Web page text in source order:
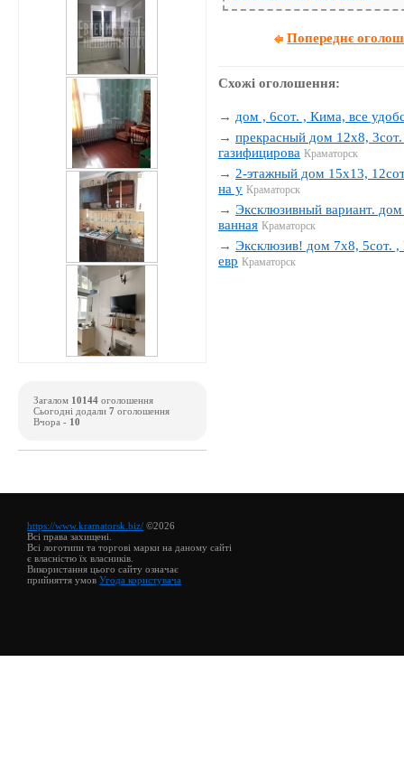
Попереднє
Схожі оголошення:
→ дом , 6сот. , Кима, все
→прекрасный дом 12х8,
газифицирова Краматорск
→ 2-этажный дом 15х13,
на у Краматорск
→Эксклюзивный вариант.
ванная Краматорск
→Эксклюзив! дом 7х8, 5сот. ,
евр Краматорск
Загалом 10144 оголошення
Сьогодні додали 7 оголошення
Вчора - 10
https://www.kramatorsk.biz/ ©2026
Всі права захищені.
Всі логотипи та торгові марки на даному сайті
є власністю їх власників.
Використання цього сайту означає
прийняття умов Угода користувача